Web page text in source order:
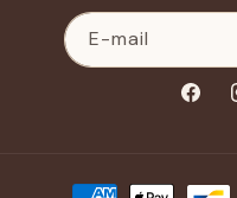
E-mail
Métodos